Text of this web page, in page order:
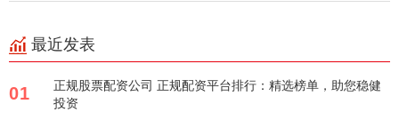
最近发表
01
正规股票配资公司 正规配资平台排行：精选榜单，助您稳健
投资